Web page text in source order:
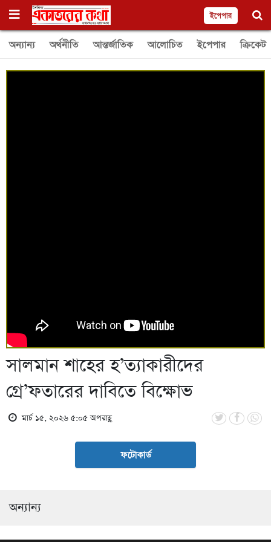
ইপেপার
অন্যান্য অর্থনীতি আন্তর্জাতিক আলোচিত ইপেপার ক্রিকেট
সালমান শাহের হ’ত্যাকারীদের
গ্রে’ফতারের দাবিতে বিক্ষোভ
মার্চ ১৫, ২০২৬ ৫:০৫ অপরাহ্ণ
ফটোকার্ড
অন্যান্য